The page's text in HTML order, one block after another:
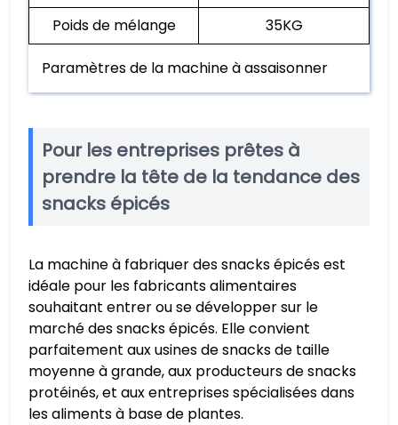
Poids de mélange 35KG
Paramètres de la machine à assaisonner
Pour les entreprises prêtes à
prendre la tête de la tendance des
snacks épicés
La machine à fabriquer des snacks épicés est
idéale pour les fabricants alimentaires
souhaitant entrer ou se développer sur le
marché des snacks épicés. Elle convient
parfaitement aux usines de snacks de taille
moyenne à grande, aux producteurs de snacks
protéinés, et aux entreprises spécialisées dans
les aliments à base de plantes.